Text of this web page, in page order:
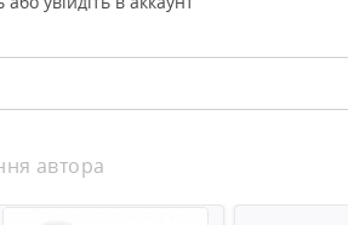
автора